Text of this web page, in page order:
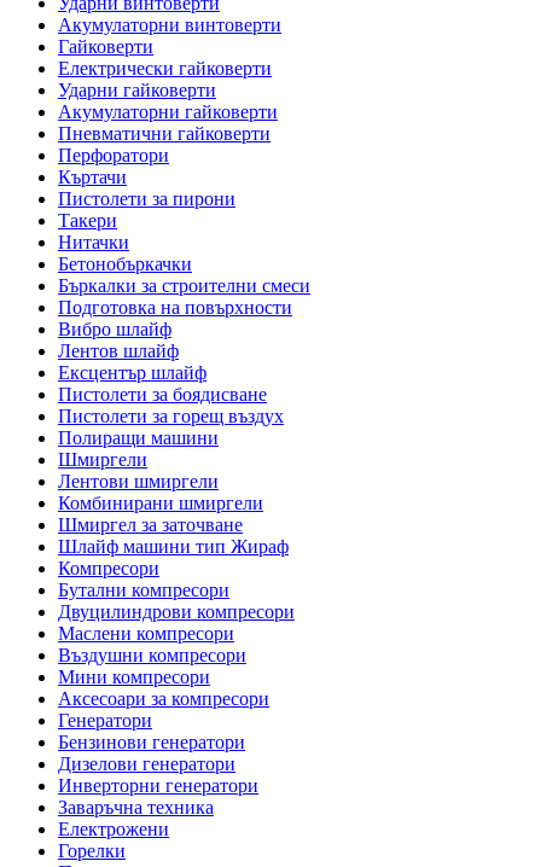
Акумулаторни винтоверти
Гайковерти
Електрически гайковерти
Ударни гайковерти
Акумулаторни гайковерти
Пневматични гайковерти
Перфоратори
Къртачи
Пистолети за пирони
Такери
Нитачки
Бетонобъркачки
Бъркалки за строителни смеси
Подготовка на повърхности
Вибро шлайф
Лентов шлайф
Ексцентър шлайф
Пистолети за боядисване
Пистолети за горещ въздух
Полиращи машини
Шмиргели
Лентови шмиргели
Комбинирани шмиргели
Шмиргел за заточване
Шлайф машини тип Жираф
Компресори
Бутални компресори
Двуцилиндрови компресори
Маслени компресори
Въздушни компресори
Мини компресори
Аксесоари за компресори
Генератори
Бензинови генератори
Дизелови генератори
Инверторни генератори
Заваръчна техника
Електрожени
Горелки